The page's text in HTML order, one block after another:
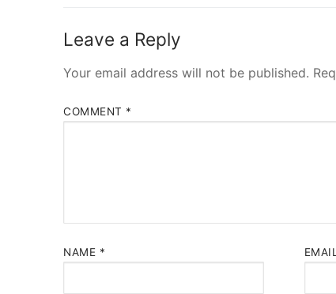
Leave a Reply
Your email address will not be published.
COMMENT *
NAME * EMAIL